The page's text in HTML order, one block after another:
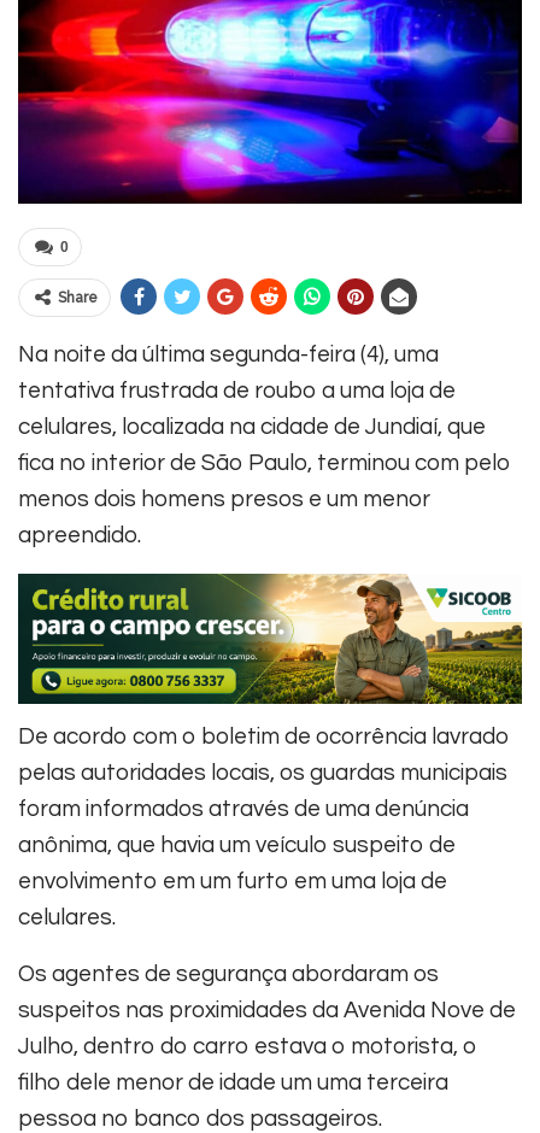
0
Share
Na noite da última segunda-feira (4), uma
tentativa frustrada de roubo a uma loja de
celulares, localizada na cidade de Jundiaí, que
fica no interior de São Paulo, terminou com pelo
menos dois homens presos e um menor
apreendido.
De acordo com o boletim de ocorrência lavrado
pelas autoridades locais, os guardas municipais
foram informados através de uma denúncia
anônima, que havia um veículo suspeito de
envolvimento em um furto em uma loja de
celulares.
Os agentes de segurança abordaram os
suspeitos nas proximidades da Avenida Nove de
Julho, dentro do carro estava o motorista, o
filho dele menor de idade um uma terceira
pessoa no banco dos passageiros.